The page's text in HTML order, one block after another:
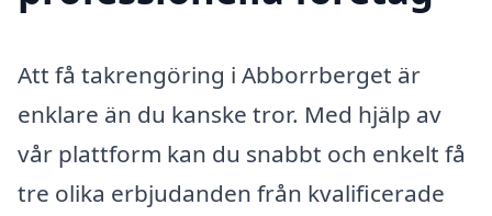
Att få takrengöring i Abborrberget är
enklare än du kanske tror. Med hjälp av
vår plattform kan du snabbt och enkelt få
tre olika erbjudanden från kvalificerade